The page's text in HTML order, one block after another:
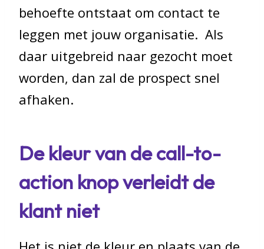
behoefte ontstaat om contact te
leggen met jouw organisatie. Als
daar uitgebreid naar gezocht moet
worden, dan zal de prospect snel
afhaken.
De kleur van de call-to-
action knop verleidt de
klant niet